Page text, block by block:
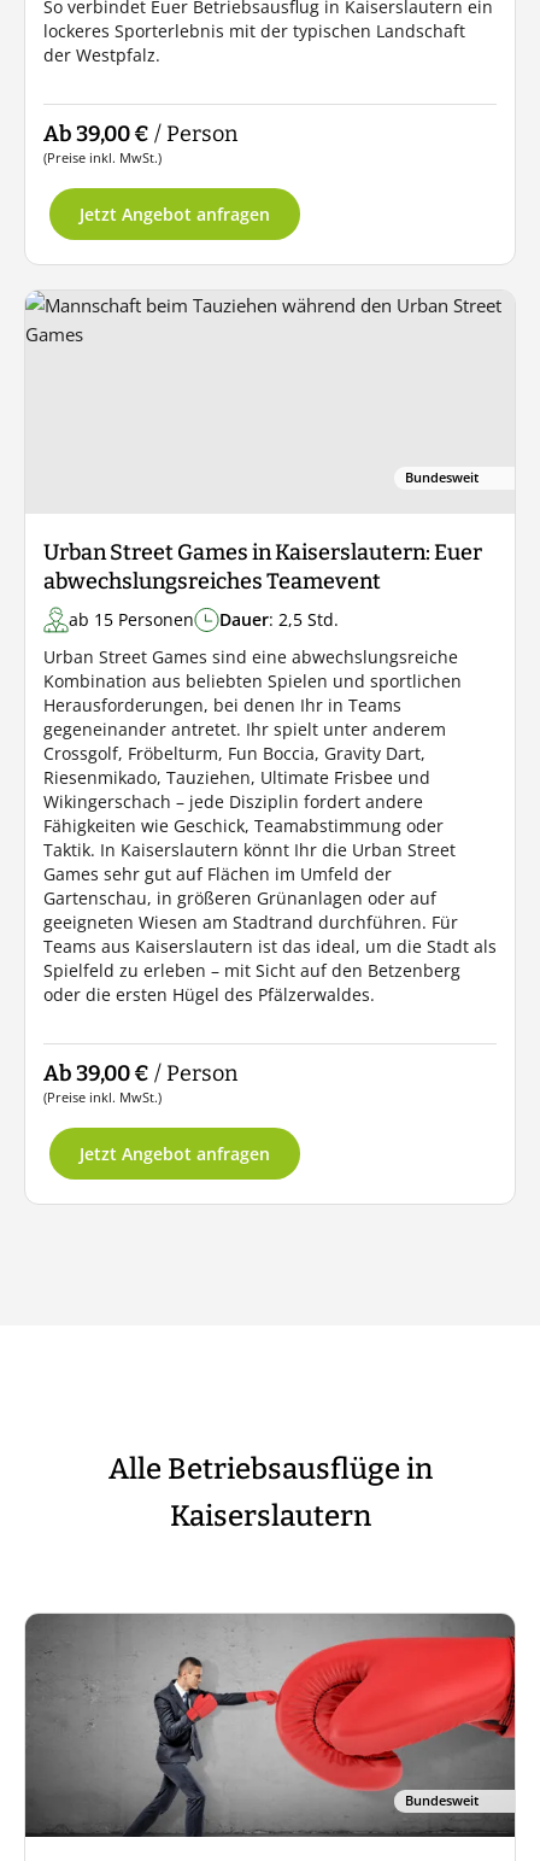
So verbindet Euer Betriebsausflug in Kaiserslautern ein
lockeres Sporterlebnis mit der typischen Landschaft
der Westpfalz.
Ab 39,00 € / Person
(Preise inkl. MwSt.)
Jetzt Angebot anfragen
Bundesweit
Urban Street Games in Kaiserslautern: Euer
abwechslungsreiches Teamevent
ab 15 Personen Dauer: 2,5 Std.
Urban Street Games sind eine abwechslungsreiche
Kombination aus beliebten Spielen und sportlichen
Herausforderungen, bei denen Ihr in Teams
gegeneinander antretet. Ihr spielt unter anderem
Crossgolf, Fröbelturm, Fun Boccia, Gravity Dart,
Riesenmikado, Tauziehen, Ultimate Frisbee und
Wikingerschach – jede Disziplin fordert andere
Fähigkeiten wie Geschick, Teamabstimmung oder
Taktik. In Kaiserslautern könnt Ihr die Urban Street
Games sehr gut auf Flächen im Umfeld der
Gartenschau, in größeren Grünanlagen oder auf
geeigneten Wiesen am Stadtrand durchführen. Für
Teams aus Kaiserslautern ist das ideal, um die Stadt als
Spielfeld zu erleben – mit Sicht auf den Betzenberg
oder die ersten Hügel des Pfälzerwaldes.
Ab 39,00 € / Person
(Preise inkl. MwSt.)
Jetzt Angebot anfragen
Alle Betriebsausflüge in
Kaiserslautern
Bundesweit